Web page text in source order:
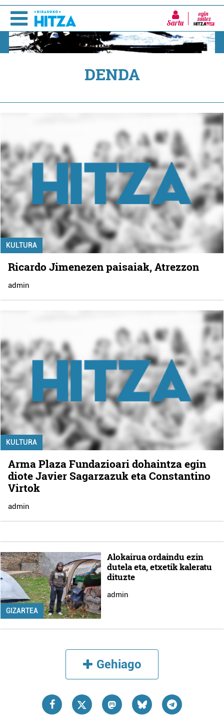
Sartu
DENDA
KULTURA
Ricardo Jimenezen paisaiak, Atrezzon
admin
KULTURA
Arma Plaza Fundazioari dohaintza egin
diote Javier Sagarzazuk eta Constantino
Virtok
admin
GIZARTEA
Alokairua ordaindu ezin
dutela eta, etxetik kaleratu
dituzte
admin
Gehiago